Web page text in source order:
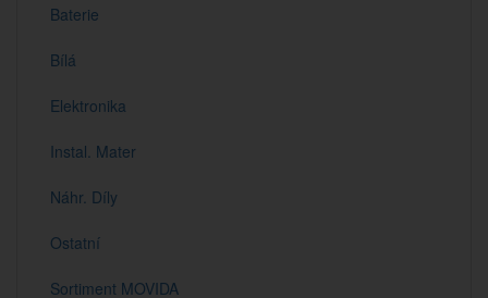
Baterie
Bílá
Elektronika
Instal. Mater
Náhr. Díly
Ostatní
Sortiment MOVIDA